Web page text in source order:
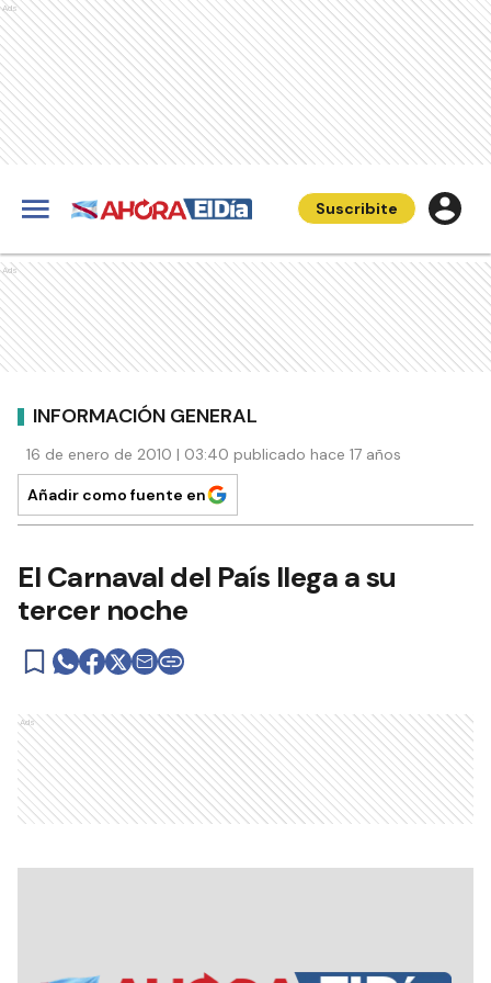
Ads
Suscribite
Ads
INFORMACIÓN GENERAL
16 de enero de 2010 | 03:40 publicado hace 17 años
Añadir como fuente en
El Carnaval del País llega a su
tercer noche
Ads